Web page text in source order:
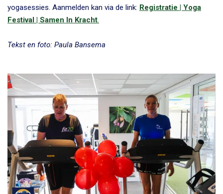
yogasessies. Aanmelden kan via de link: Registratie | Yoga
Festival | Samen In Kracht.
Tekst en foto: Paula Bansema